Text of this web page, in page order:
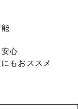
心
もおススメ